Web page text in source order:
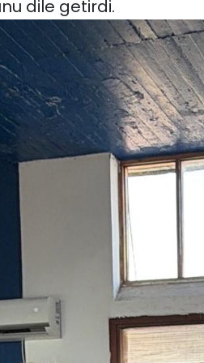
dile getirdi.